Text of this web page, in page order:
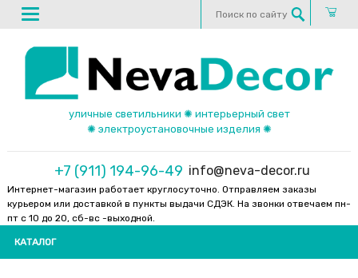
уличные светильники ✺ интерьерный свет
✺ электроустановочные изделия ✺
+7 (911) 194-96-49 info@neva-decor.ru
Интернет-магазин работает круглосуточно. Отправляем заказы
курьером или доставкой в пункты выдачи СДЭК. На звонки отвечаем пн-
пт с 10 до 20, сб-вс -выходной.
КАТАЛОГ